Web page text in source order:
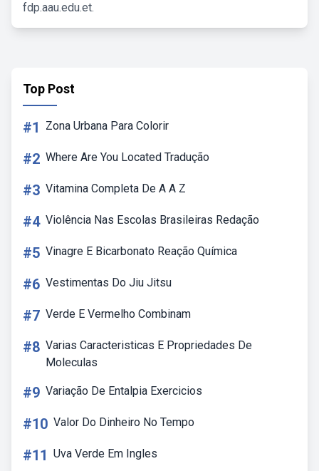
fdp.aau.edu.et.
Top Post
#1 Zona Urbana Para Colorir
#2 Where Are You Located Tradução
#3 Vitamina Completa De A A Z
#4 Violência Nas Escolas Brasileiras Redação
#5 Vinagre E Bicarbonato Reação Química
#6 Vestimentas Do Jiu Jitsu
#7 Verde E Vermelho Combinam
#8 Varias Caracteristicas E Propriedades De
Moleculas
#9 Variação De Entalpia Exercicios
#10 Valor Do Dinheiro No Tempo
#11 Uva Verde Em Ingles